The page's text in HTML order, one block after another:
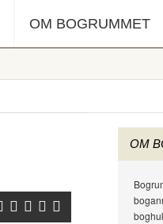
OM BOGRUMMET
OM